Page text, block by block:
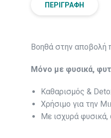
ΠΕΡΙΓΡΑΦΉ
Βοηθά στην αποβολή
Μόνο με φυσικά,
Καθαρισμός &
Χρήσιμο για την
Με ισχυρά φυσικά,